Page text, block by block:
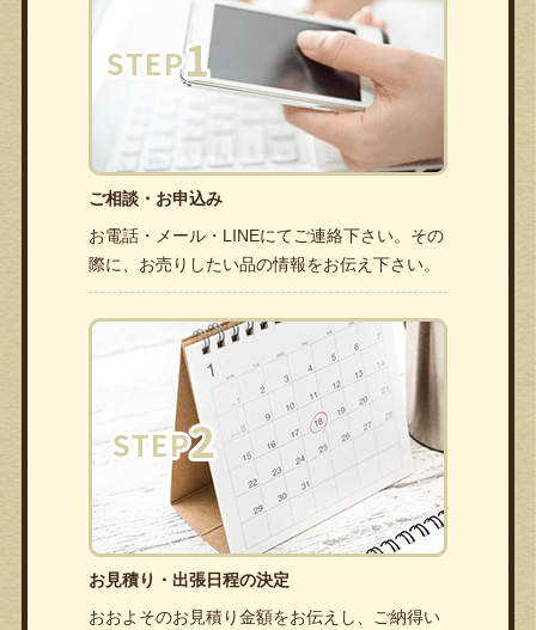
ご相談・お申込み
お電話・メール・LINEにてご連絡下さい。その
際に、お売りしたい品の情報をお伝え下さい。
お見積り・出張日程の決定
おおよそのお見積り金額をお伝えし、ご納得い